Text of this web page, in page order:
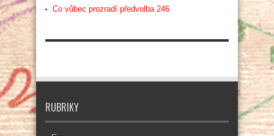
Co vůbec prozradí předvolba 246
RUBRIKY